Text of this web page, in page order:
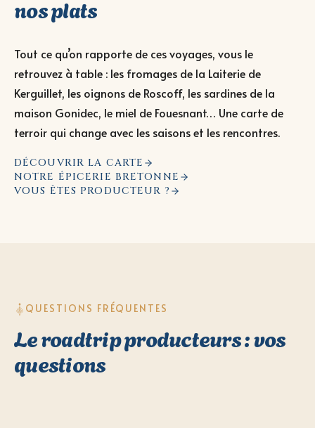
nos plats
Tout ce qu’on rapporte de ces voyages, vous le
retrouvez à table : les fromages de la Laiterie de
Kerguillet, les oignons de Roscoff, les sardines de la
maison Gonidec, le miel de Fouesnant… Une carte de
terroir qui change avec les saisons et les rencontres.
DÉCOUVRIR LA CARTE
NOTRE ÉPICERIE BRETONNE
VOUS ÊTES PRODUCTEUR ?
QUESTIONS FRÉQUENTES
Le roadtrip producteurs : vos
questions